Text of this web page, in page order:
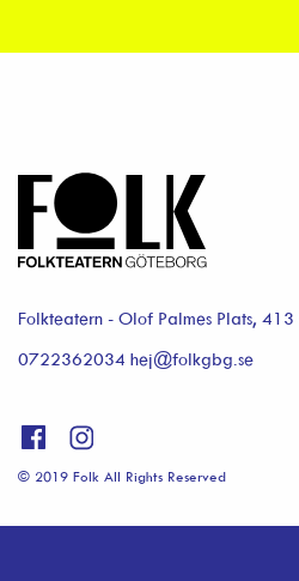
Folkteatern - Olof Palmes Plats,
0722362034 hej@folkgbg.se
© 2019 Folk All Rights Reserved